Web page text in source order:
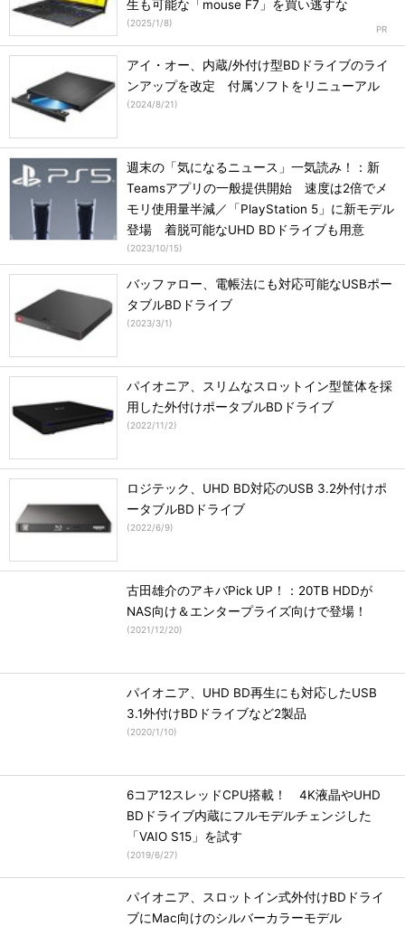
生も可能な「mouse F7」を買い逃すな
(2025/1/8)
アイ・オー、内蔵/外付け型BDドライブのライ
ンアップを改定 付属ソフトをリニューアル
(2024/8/21)
週末の「気になるニュース」一気読み！：新
Teamsアプリの一般提供開始 速度は2倍でメ
モリ使用量半減／「PlayStation 5」に新モデル
登場 着脱可能なUHD BDドライブも用意
(2023/10/15)
バッファロー、電帳法にも対応可能なUSBポー
タブルBDドライブ
(2023/3/1)
パイオニア、スリムなスロットイン型筐体を採
用した外付けポータブルBDドライブ
(2022/11/2)
ロジテック、UHD BD対応のUSB 3.2外付けポ
ータブルBDドライブ
(2022/6/9)
古田雄介のアキバPick UP！：20TB HDDが
NAS向け＆エンタープライズ向けで登場！
(2021/12/20)
パイオニア、UHD BD再生にも対応したUSB
3.1外付けBDドライブなど2製品
(2020/1/10)
6コア12スレッドCPU搭載！ 4K液晶やUHD
BDドライブ内蔵にフルモデルチェンジした
「VAIO S15」を試す
(2019/6/27)
パイオニア、スロットイン式外付けBDドライ
ブにMac向けのシルバーカラーモデル